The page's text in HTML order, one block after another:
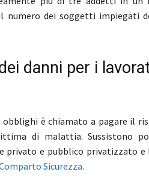
dei soggetti impiegati
danni per i
è chiamato a pagare il
di malattia. Sussistono
e pubblico privatizzato e
Sicurezza.